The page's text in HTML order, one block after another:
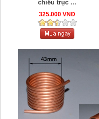
chiều trục ...
325.000 VNĐ